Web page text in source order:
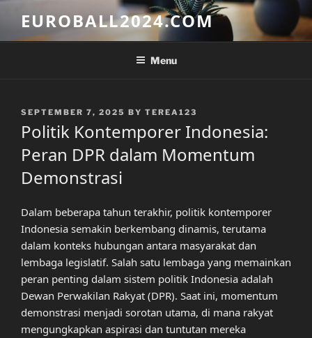
content
EUROBALL2024.COM
Menu
POSTED
SEPTEMBER 7, 2025 BY TEREA123
Politik Kontemporer Indonesia:
Peran DPR dalam Momentum
Demonstrasi
Dalam beberapa tahun terakhir, politik kontemporer
Indonesia semakin berkembang dinamis, terutama
dalam konteks hubungan antara masyarakat dan
lembaga legislatif. Salah satu lembaga yang memainkan
peran penting dalam sistem politik Indonesia adalah
Dewan Perwakilan Rakyat (DPR). Saat ini, momentum
demonstrasi menjadi sorotan utama, di mana rakyat
mengungkapkan aspirasi dan tuntutan mereka